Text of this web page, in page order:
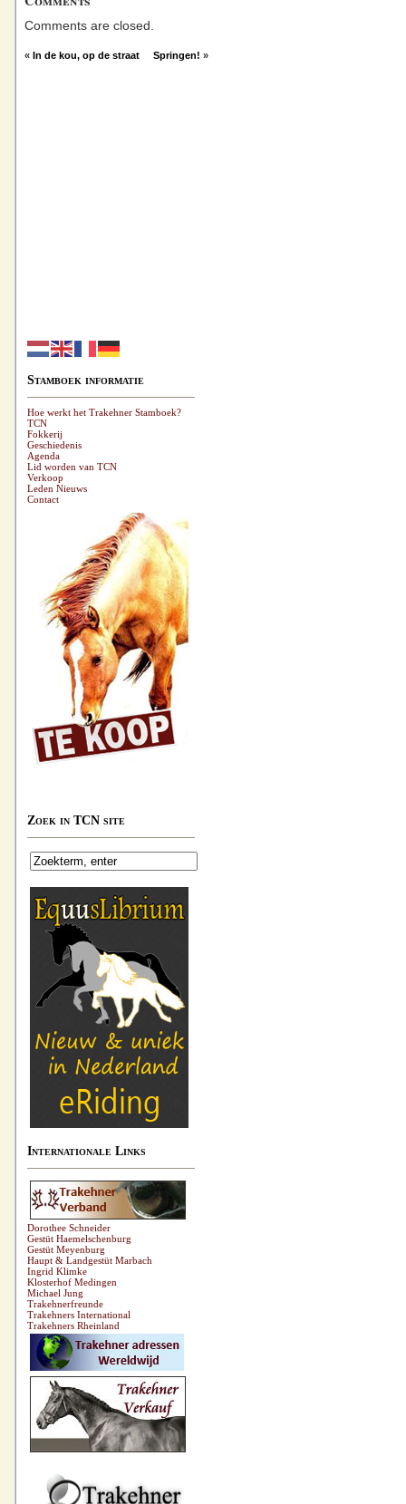
Comments are closed.
« In de kou, op de straat Springen! »
Stamboek informatie
Hoe werkt het Trakehner Stamboek?
TCN
Fokkerij
Geschiedenis
Agenda
Lid worden van TCN
Verkoop
Leden Nieuws
Contact
Zoek in TCN site
Internationale Links
Dorothee Schneider
Gestüt Haemelschenburg
Gestüt Meyenburg
Haupt & Landgestüt Marbach
Ingrid Klimke
Klosterhof Medingen
Michael Jung
Trakehnerfreunde
Trakehners International
Trakehners Rheinland